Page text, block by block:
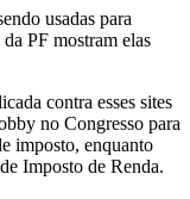
usadas para
PF mostram elas
contra esses sites
no Congresso para
imposto, enquanto
Imposto de Renda.